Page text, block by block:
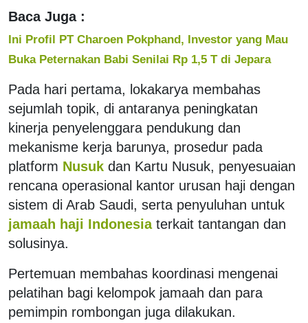
Baca Juga :
Ini Profil PT Charoen Pokphand, Investor yang Mau
Buka Peternakan Babi Senilai Rp 1,5 T di Jepara
Pada hari pertama, lokakarya membahas
sejumlah topik, di antaranya peningkatan
kinerja penyelenggara pendukung dan
mekanisme kerja barunya, prosedur pada
platform Nusuk dan Kartu Nusuk, penyesuaian
rencana operasional kantor urusan haji dengan
sistem di Arab Saudi, serta penyuluhan untuk
jamaah haji Indonesia terkait tantangan dan
solusinya.
Pertemuan membahas koordinasi mengenai
pelatihan bagi kelompok jamaah dan para
pemimpin rombongan juga dilakukan.